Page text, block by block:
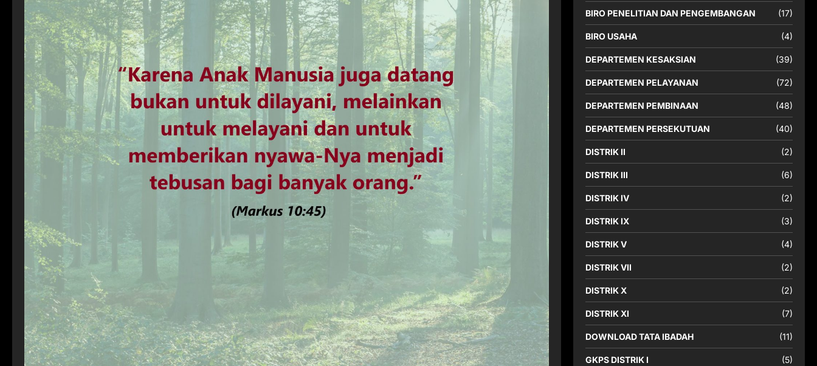
BIRO PENELITIAN DAN PENGEMBANGAN (17)
BIRO USAHA (4)
DEPARTEMEN KESAKSIAN (39)
DEPARTEMEN PELAYANAN (72)
DEPARTEMEN PEMBINAAN (48)
DEPARTEMEN PERSEKUTUAN (40)
DISTRIK II (2)
DISTRIK III (6)
DISTRIK IV (2)
DISTRIK IX (3)
DISTRIK V (4)
DISTRIK VII (2)
DISTRIK X (2)
DISTRIK XI (7)
DOWNLOAD TATA IBADAH (11)
GKPS DISTRIK I (5)